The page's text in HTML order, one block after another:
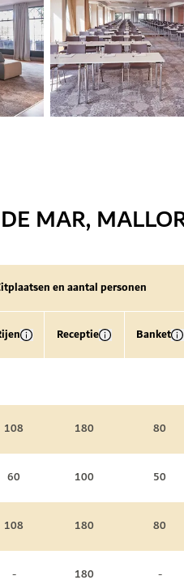
MAR,
en aantal personen
Receptie Banket
108 180 80
60 100 50
108 180 80
- 180 -